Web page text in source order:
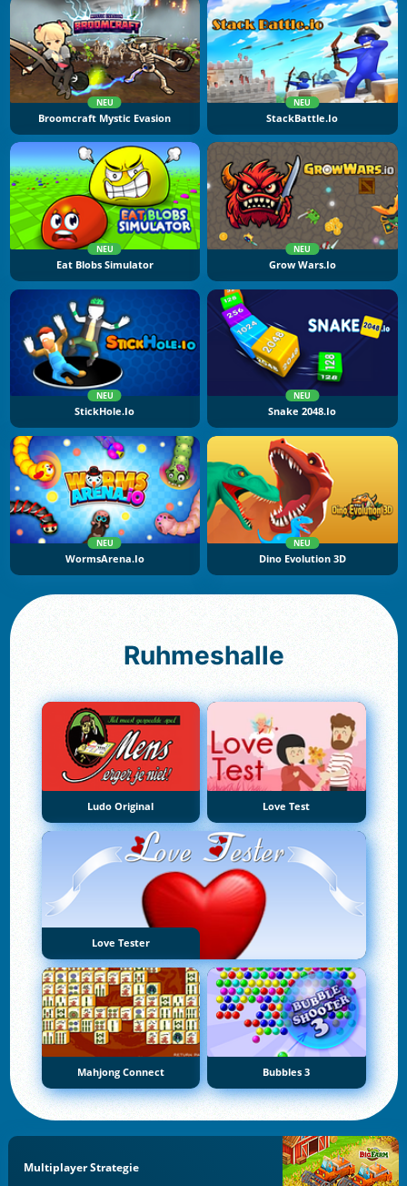
NEU
Broomcraft Mystic Evasion
NEU
StackBattle.io
NEU
Eat Blobs Simulator
NEU
Grow Wars.io
NEU
StickHole.io
NEU
Snake 2048.io
NEU
WormsArena.io
NEU
Dino Evolution 3D
Ruhmeshalle
Ludo Original Love Test
Love Tester
Mahjong Connect Bubbles 3
Multiplayer Strategie